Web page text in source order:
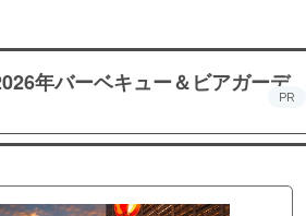
年バーベキュー＆ビアガーデ
PR